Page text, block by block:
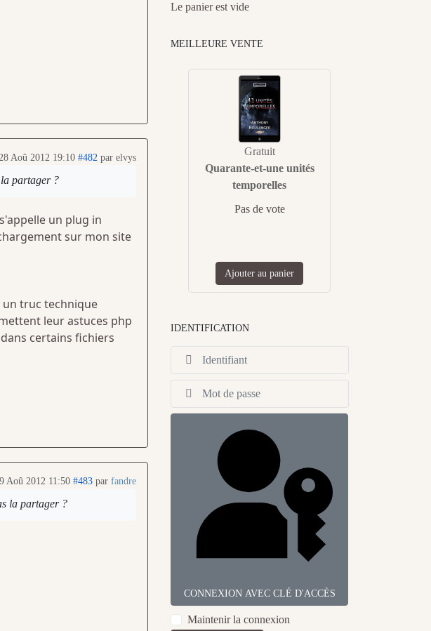
28 Aoû 2012 19:10 #482 par elvys
partager ?
un plug in
sur mon site
un truc technique
leur astuces php
certains fichiers
Aoû 2012 11:50 #483 par fandre
la partager ?
Le panier est vide
MEILLEURE VENTE
Gratuit
Quarante-et-une unités
temporelles
Pas de vote
Ajouter au panier
IDENTIFICATION
CONNEXION AVEC CLÉ D'ACCÈS
Maintenir la connexion